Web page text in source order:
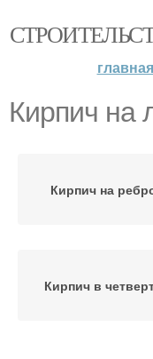
главная
Кирпич на
Кирпич на
Кирпич в